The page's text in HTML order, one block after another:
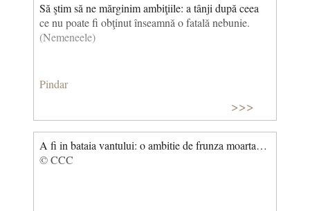
Să ştim să ne mărginim ambiţiile: a tânji după ceea
ce nu poate fi obţinut înseamnă o fatală nebunie.
(Nemeneele)
Pindar
>>>
A fi in bataia vantului: o ambitie de frunza moarta…
© CCC